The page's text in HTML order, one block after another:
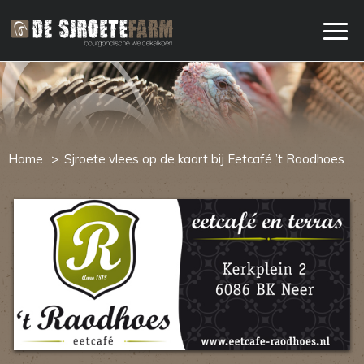
Home Sjroete vlees op de kaart bij Eetcafé ’t Raodhoes